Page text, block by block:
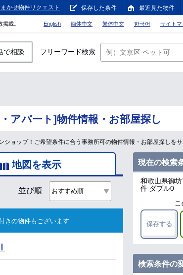
かせ物件リクエスト 保存した条件 最近見た物件
載。 English 簡体中文 繁体中文 한국어 サイトマ
で相談 フリーワード検索
アパート]物件情報・お部屋探し
ョップ！ご希望条件に合う事務所可の物件情報・お部屋探しをサ
地図を表示
並び順
きの物件もございます
現在の検索
和歌山県御
件 ダブル0
保存する
検索条件の